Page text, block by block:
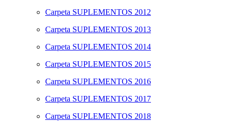
Carpeta SUPLEMENTOS 2012
Carpeta SUPLEMENTOS 2013
Carpeta SUPLEMENTOS 2014
Carpeta SUPLEMENTOS 2015
Carpeta SUPLEMENTOS 2016
Carpeta SUPLEMENTOS 2017
Carpeta SUPLEMENTOS 2018